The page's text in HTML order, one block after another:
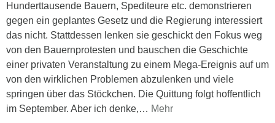
Hunderttausende Bauern, Spediteure etc. demonstrieren
gegen ein geplantes Gesetz und die Regierung interessiert
das nicht. Stattdessen lenken sie geschickt den Fokus weg
von den Bauernprotesten und bauschen die Geschichte
einer privaten Veranstaltung zu einem Mega-Ereignis auf um
von den wirklichen Problemen abzulenken und viele
springen über das Stöckchen. Die Quittung folgt hoffentlich
im September. Aber ich denke,… Mehr